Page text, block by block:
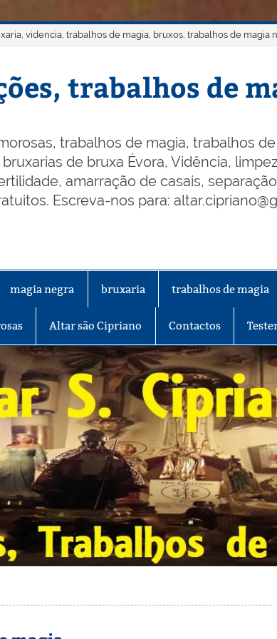
videncia, trabalhos de magia, bruxos, trabalhos de magia
trabalhos de
trabalhos de magia, trabalhos
de bruxa Évora, Vidência,
amarração de casais,
Escreva-nos para:
magia negra bruxaria trabalhos de magia
Altar são Cipriano Contactos